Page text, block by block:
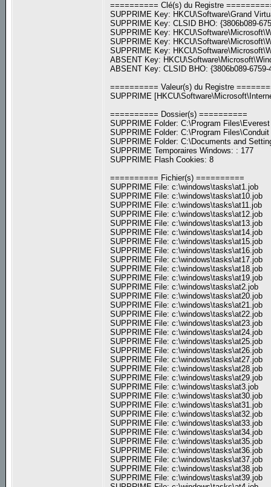
========== Clé(s) du Registre
SUPPRIME Key: HKCU\Software\Grand
SUPPRIME Key: CLSID BHO: {3806b089-
SUPPRIME Key:
SUPPRIME Key:
SUPPRIME Key:
ABSENT Key:
ABSENT Key: CLSID BHO: {3806b089-6759-
========== Valeur(s) du Registre
SUPPRIME
========== Dossier(s) ==========
SUPPRIME Folder: C:\Program
SUPPRIME Folder: C:\Program Files\Conduit
SUPPRIME Folder: C:\Documents and
SUPPRIME Temporaires Windows: : 177
SUPPRIME Flash Cookies: 8
========== Fichier(s) ==========
SUPPRIME File: c:\windows\tasks\at1.job
SUPPRIME File: c:\windows\tasks\at10.job
SUPPRIME File: c:\windows\tasks\at11.job
SUPPRIME File: c:\windows\tasks\at12.job
SUPPRIME File: c:\windows\tasks\at13.job
SUPPRIME File: c:\windows\tasks\at14.job
SUPPRIME File: c:\windows\tasks\at15.job
SUPPRIME File: c:\windows\tasks\at16.job
SUPPRIME File: c:\windows\tasks\at17.job
SUPPRIME File: c:\windows\tasks\at18.job
SUPPRIME File: c:\windows\tasks\at19.job
SUPPRIME File: c:\windows\tasks\at2.job
SUPPRIME File: c:\windows\tasks\at20.job
SUPPRIME File: c:\windows\tasks\at21.job
SUPPRIME File: c:\windows\tasks\at22.job
SUPPRIME File: c:\windows\tasks\at23.job
SUPPRIME File: c:\windows\tasks\at24.job
SUPPRIME File: c:\windows\tasks\at25.job
SUPPRIME File: c:\windows\tasks\at26.job
SUPPRIME File: c:\windows\tasks\at27.job
SUPPRIME File: c:\windows\tasks\at28.job
SUPPRIME File: c:\windows\tasks\at29.job
SUPPRIME File: c:\windows\tasks\at3.job
SUPPRIME File: c:\windows\tasks\at30.job
SUPPRIME File: c:\windows\tasks\at31.job
SUPPRIME File: c:\windows\tasks\at32.job
SUPPRIME File: c:\windows\tasks\at33.job
SUPPRIME File: c:\windows\tasks\at34.job
SUPPRIME File: c:\windows\tasks\at35.job
SUPPRIME File: c:\windows\tasks\at36.job
SUPPRIME File: c:\windows\tasks\at37.job
SUPPRIME File: c:\windows\tasks\at38.job
SUPPRIME File: c:\windows\tasks\at39.job